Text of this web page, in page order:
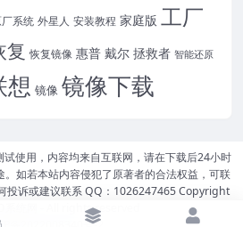
厂系统 外星人 安装教程 家庭版 工厂
复 恢复镜像 惠普 戴尔 拯救者 智能还原
想 镜像 镜像下载
使用，内容均来自互联网，请在下载后24小时
。如若本站内容侵犯了原著者的合法权益，可联
投诉或建议联系 QQ：1026247465 Copyright
- All rights reserved